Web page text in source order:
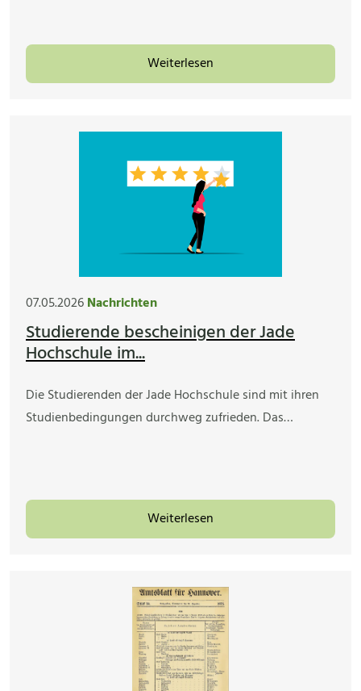
Weiterlesen
07.05.2026Nachrichten
Studierende bescheinigen der Jade
Hochschule im...
Die Studierenden der Jade Hochschule sind mit ihren
Studienbedingungen durchweg zufrieden. Das…
Weiterlesen